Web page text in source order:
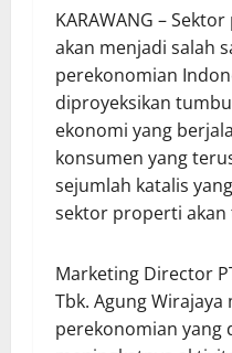
KARAWANG –
akan menjadi salah
perekonomian
diproyeksikan
ekonomi yang
konsumen yang
sejumlah katalis
sektor properti
Marketing Director
Tbk. Agung
perekonomian yang